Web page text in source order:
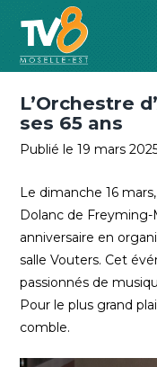
L’Orchestre
ses 65 ans
Publié le 19 mars
Le dimanche 16
Dolanc de Freyming-
anniversaire en
salle Vouters. Cet
passionnés de
Pour le plus grand
comble.